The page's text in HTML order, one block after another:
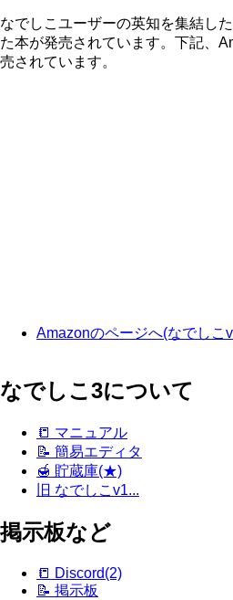
なでしこユーザーの英知を集結し
た本が発売されています。下記、
売されています。
Amazonのページへ(なでしこ
なでしこ3について
📒 マニュアル
📝 簡易エディタ
🍯 貯蔵庫(★)
旧 なでしこv1...
掲示板など
📒 Discord(2)
📝 掲示板